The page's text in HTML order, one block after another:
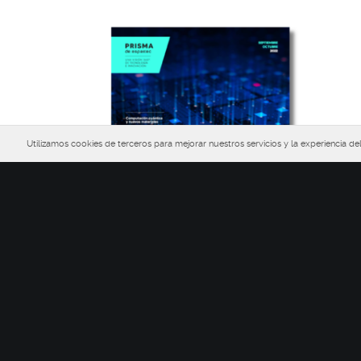
Utilizamos cookies de terceros para mejorar nuestros servicios y la experiencia